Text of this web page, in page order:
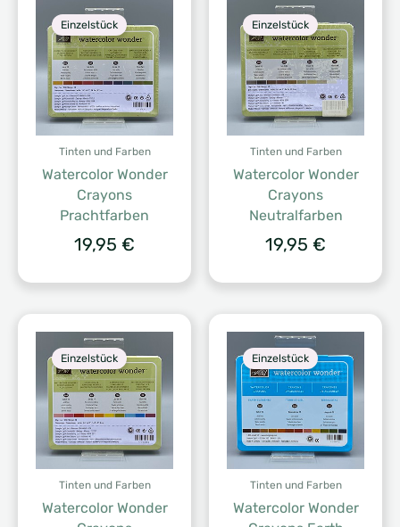
Einzelstück
Tinten und Farben
Watercolor Wonder
Crayons
Prachtfarben
19,95 €
Einzelstück
Tinten und Farben
Watercolor Wonder
Crayons
Neutralfarben
19,95 €
Einzelstück
Tinten und Farben
Watercolor Wonder
Einzelstück
Tinten und Farben
Watercolor Wonder